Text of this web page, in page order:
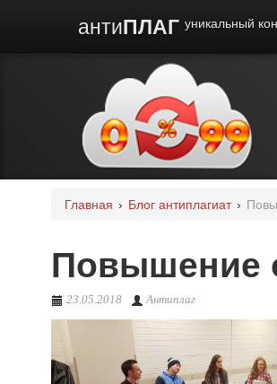
антиПЛАГ уникальный
Главная › Блог антиплагиат ›
Повышение
23.05.2018 Антиплаг